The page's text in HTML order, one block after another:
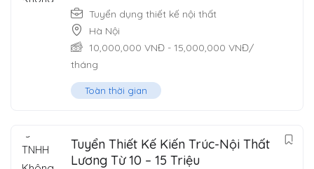
Tuyển dụng thiết kế nội thất
Hà Nội
10,000,000 VNĐ - 15,000,000 VNĐ/
tháng
Toàn thời gian
Tuyển Thiết Kế Kiến Trúc-Nội Thất
Lương Từ 10 – 15 Triệu